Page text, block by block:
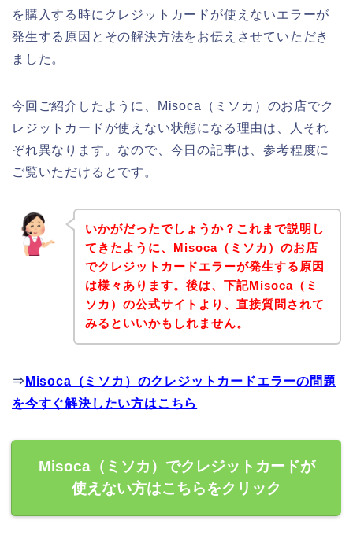
を購入する時にクレジットカードが使えないエラーが
発生する原因とその解決方法をお伝えさせていただき
ました。
今回ご紹介したように、Misoca（ミソカ）のお店でク
レジットカードが使えない状態になる理由は、人それ
ぞれ異なります。なので、今日の記事は、参考程度に
ご覧いただけるとです。
いかがだったでしょうか？これまで説明し
てきたように、Misoca（ミソカ）のお店
でクレジットカードエラーが発生する原因
は様々あります。後は、下記Misoca（ミ
ソカ）の公式サイトより、直接質問されて
みるといいかもしれません。
⇒ Misoca（ミソカ）のクレジットカードエラーの問題
を今すぐ解決したい方はこちら
Misoca（ミソカ）でクレジットカードが
使えない方はこちらをクリック